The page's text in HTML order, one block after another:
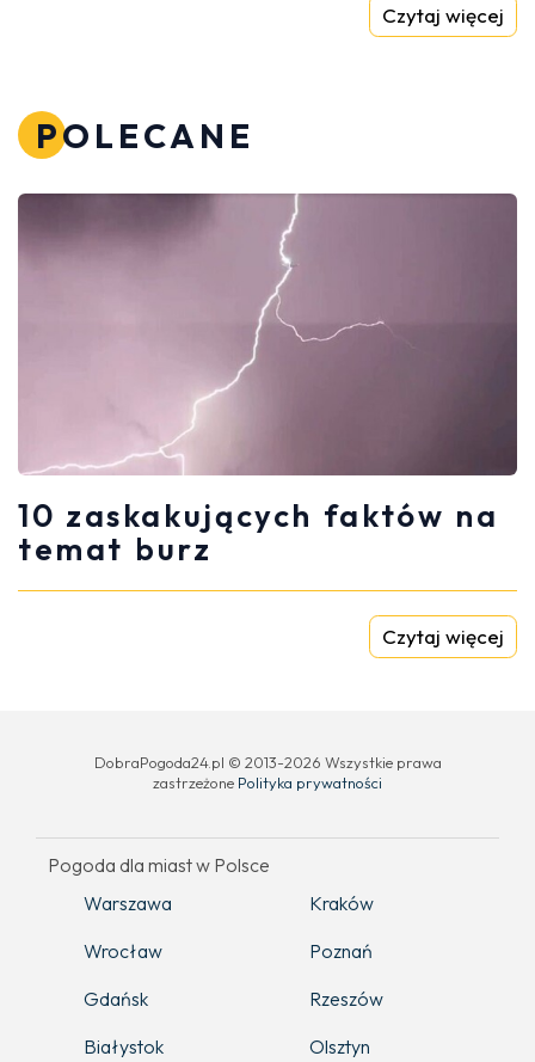
Czytaj więcej
POLECANE
10 zaskakujących faktów na
temat burz
Czytaj więcej
DobraPogoda24.pl © 2013-2026 Wszystkie prawa
zastrzeżone Polityka prywatności
Pogoda dla miast w Polsce
Warszawa
Kraków
Wrocław
Poznań
Gdańsk
Rzeszów
Białystok
Olsztyn